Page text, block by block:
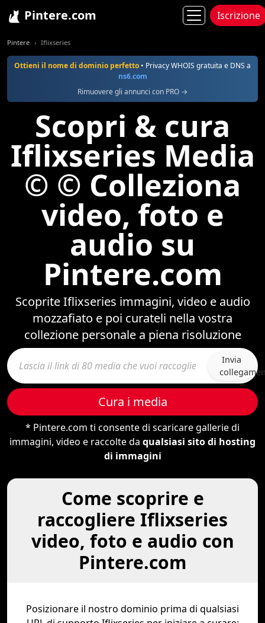
Pintere.com Iscrizione
Pintere Iflixseries
Ottieni il nome di dominio perfetto • Privacy WHOIS gratuita e DNS a
ns6.com
Rimuovere gli annunci con PRO →
Scopri & cura
Iflixseries Media
© © Colleziona
video, foto e
audio su
Pintere.com
Scoprite Iflixseries immagini, video e audio
mozzafiato e poi curateli nella vostra
collezione personale a piena risoluzione
Invia
Cura i media
* Pintere.com ti consente di scaricare gallerie di
immagini, video e raccolte da qualsiasi sito di hosting
di immagini
Come scoprire e
raccogliere Iflixseries
video, foto e audio con
Pintere.com
Posizionare il nostro dominio prima di qualsiasi